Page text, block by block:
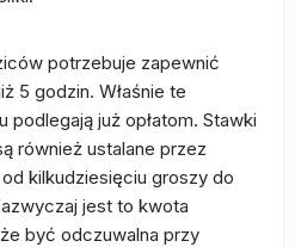
potrzebuje zapewnić
5 godzin. Właśnie te
już opłatom. Stawki
również ustalane przez
kilkudziesięciu groszy do
jest to kwota
być odczuwalna przy